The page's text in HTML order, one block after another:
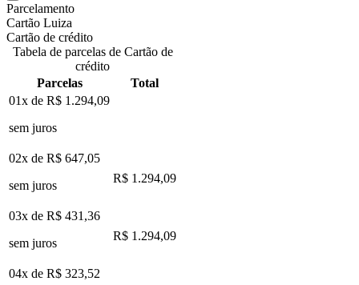
Parcelamento
Cartão Luiza
Cartão de crédito
Tabela de parcelas de Cartão de
crédito
Parcelas
Total
01x de R$ 1.294,09
sem juros
02x de R$ 647,05
sem juros
R$ 1.294,09
03x de R$ 431,36
sem juros
R$ 1.294,09
04x de R$ 323,52